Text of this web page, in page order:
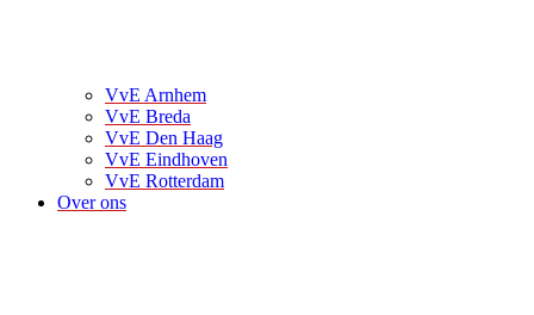
VvE Arnhem
VvE Breda
VvE Den Haag
VvE Eindhoven
VvE Rotterdam
Over ons